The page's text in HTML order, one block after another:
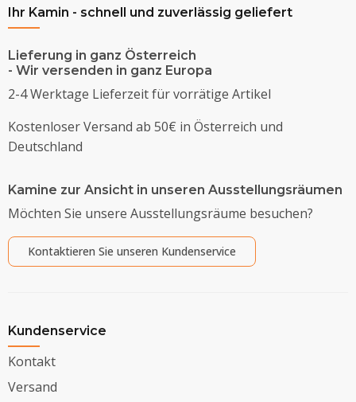
Ihr Kamin - schnell und zuverlässig geliefert
Lieferung in ganz Österreich
- Wir versenden in ganz Europa
2-4 Werktage Lieferzeit für vorrätige Artikel
Kostenloser Versand ab 50€ in Österreich und
Deutschland
Kamine zur Ansicht in unseren Ausstellungsräumen
Möchten Sie unsere Ausstellungsräume besuchen?
Kontaktieren Sie unseren Kundenservice
Kundenservice
Kontakt
Versand